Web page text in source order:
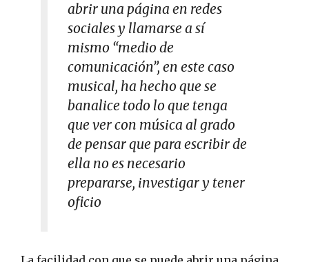
abrir una página en redes
sociales y llamarse a sí
mismo “medio de
comunicación”, en este caso
musical, ha hecho que se
banalice todo lo que tenga
que ver con música al grado
de pensar que para escribir de
ella no es necesario
prepararse, investigar y tener
oficio